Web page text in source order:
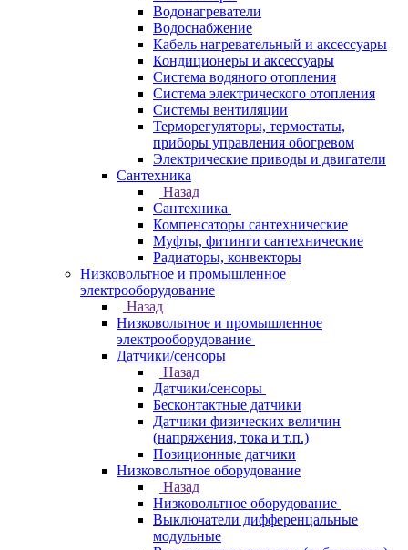
Водонагреватели
Водоснабжение
Кабель нагревательный и аксессуары
Кондиционеры и аксессуары
Система водяного отопления
Система электрического отопления
Системы вентиляции
Терморегуляторы, термостаты,
приборы управления обогревом
Электрические приводы и двигатели
Сантехника
Назад
Сантехника
Компенсаторы сантехнические
Муфты, фитинги сантехнические
Радиаторы, конвекторы
Низковольтное и промышленное
электрооборудование
Назад
Низковольтное и промышленное
электрооборудование
Датчики/сенсоры
Назад
Датчики/сенсоры
Бесконтактные датчики
Датчики физических величин
(напряжения, тока и т.п.)
Позиционные датчики
Низковольтное оборудование
Назад
Низковольтное оборудование
Выключатели дифференцальные
модульные